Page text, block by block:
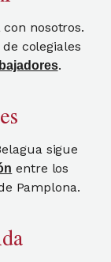
nosotros.
colegiales
.
sigue
entre los
Pamplona.